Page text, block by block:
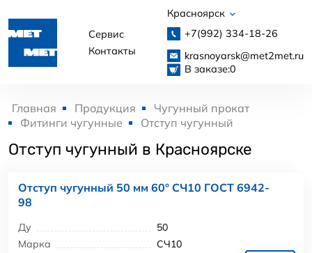
Сервис
Контакты
Красноярск
+7(992) 334-18-26
krasnoyarsk@met2met.ru
В заказе:0
Главная Продукция
Чугунный прокат
Фитинги чугунные
Отступ чугунный
Отступ чугунный в Красноярске
Отступ чугунный 50 мм 60° СЧ10 ГОСТ 6942-
98
Ду
50
Марка
СЧ10